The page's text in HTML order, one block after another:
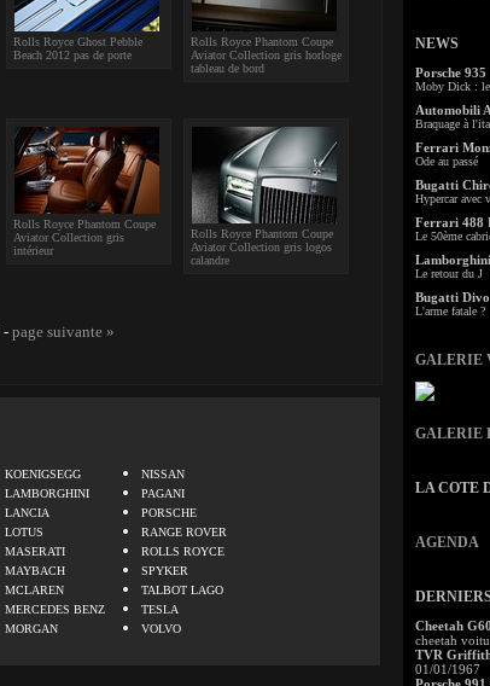
Rolls Royce Ghost Pebble
Beach 2012 pas de porte
Rolls Royce Phantom Coupe
Aviator Collection gris horloge
tableau de bord
Rolls Royce Phantom Coupe
Aviator Collection gris
intérieur
Rolls Royce Phantom Coupe
Aviator Collection gris logos
calandre
- page suivante »
KOENIGSEGG
LAMBORGHINI
LANCIA
LOTUS
MASERATI
MAYBACH
MCLAREN
MERCEDES BENZ
MORGAN
NISSAN
PAGANI
PORSCHE
RANGE ROVER
ROLLS ROYCE
SPYKER
TALBOT LAGO
TESLA
VOLVO
NEWS
Porsche 935
Moby Dick : le
Automobili
Braquage à
Ferrari
Ode au passé
Bugatti
Hypercar avec
Ferrari 488
Le 50ème
Le retour du J
Bugatti Divo
L'arme fatale ?
GALERIE
GALERIE
LA COTE
AGENDA
Cheetah
cheetah
TVR
01/01/1967